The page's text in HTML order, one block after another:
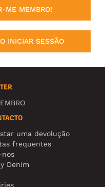
ME MEMBRO!
INICIAR SESSÃO
uma devolução
frequentes
Denim